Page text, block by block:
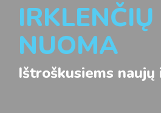
IRKLENČIŲ
NUOMA
Ištroškusiems naujų